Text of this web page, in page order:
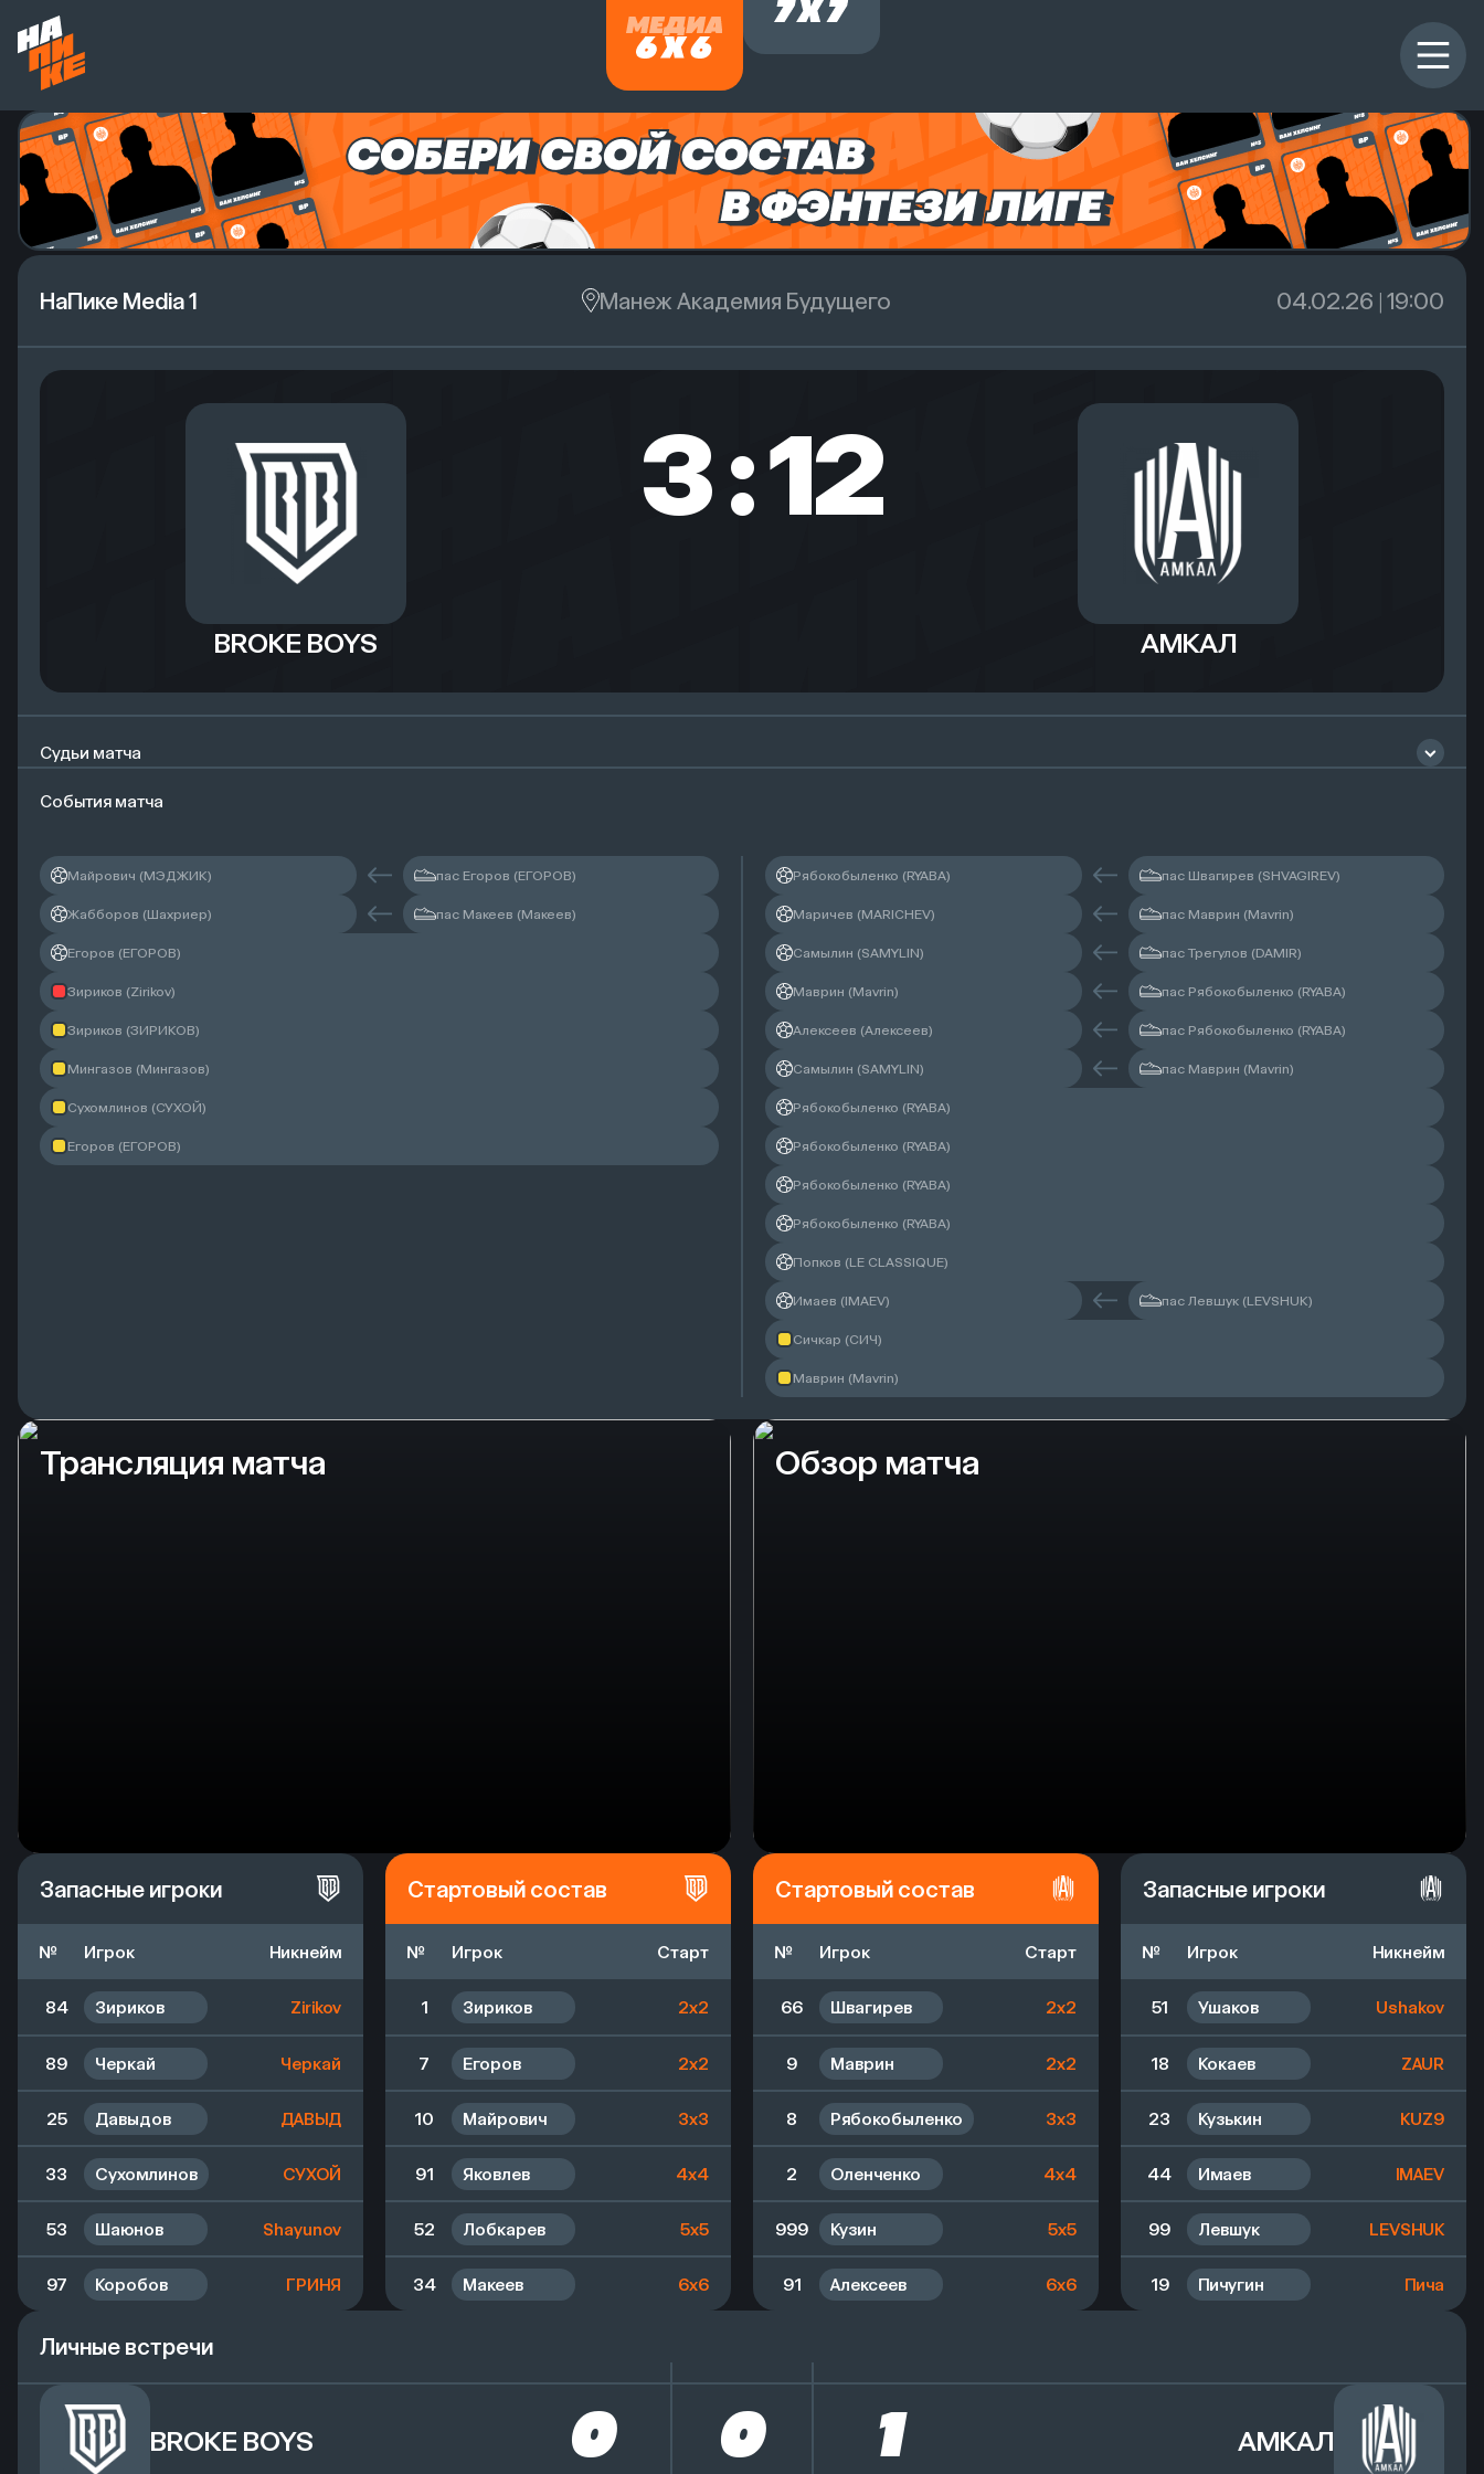
НаПике Media 1 Манеж Академия Будущего 04.02.26 | 19:00
BROKE BOYS
3:12
АМКАЛ
Судьи матча
Резервный судья Смольянинов Денис
События матча
Майрович (МЭДЖИК) пас Егоров (ЕГОРОВ)
Жабборов (Шахриер) пас Макеев (Макеев)
Егоров (ЕГОРОВ)
Зириков (Zirikov)
Зириков (ЗИРИКОВ)
Мингазов (Мингазов)
Сухомлинов (СУХОЙ)
Егоров (ЕГОРОВ)
Рябокобыленко (RYABA) пас Швагирев (SHVAGIREV)
Маричев (MARICHEV) пас Маврин (Mavrin)
Самылин (SAMYLIN) пас Трегулов (DAMIR)
Маврин (Mavrin) пас Рябокобыленко (RYABA)
Алексеев (Алексеев) пас Рябокобыленко (RYABA)
Самылин (SAMYLIN) пас Маврин (Mavrin)
Рябокобыленко (RYABA)
Рябокобыленко (RYABA)
Рябокобыленко (RYABA)
Рябокобыленко (RYABA)
Попков (LE CLASSIQUE)
Имаев (IMAEV) пас Левшук (LEVSHUK)
Сичкар (СИЧ)
Маврин (Mavrin)
Трансляция матча Обзор матча
Запасные игроки
№ Игрок Никнейм
84 Зириков Zirikov
89 Черкай Черкай
25 Давыдов ДАВЫД
33 Сухомлинов СУХОЙ
53 Шаюнов Shayunov
97 Коробов ГРИНЯ
27 Мингазов
39 Гасанли
Чёрный ЧЁРНЫЙ
Стартовый состав
№ Игрок Старт
1 Зириков 2x2
7 Егоров 2x2
10 Майрович 3x3
91 Яковлев 4x4
52 Лобкарев 5x5
34 Макеев 6x6
Стартовый состав
№ Игрок Старт
66 Швагирев 2x2
9 Маврин 2x2
8 Рябокобыленко 3x3
2 Оленченко 4x4
999 Кузин 5x5
91 Алексеев 6x6
Запасные игроки
№ Игрок Никнейм
51 Ушаков Ushakov
18 Кокаев ZAUR
23 Кузькин KUZ9
44 Имаев IMAEV
99 Левшук LEVSHUK
19 Пичугин Пича
LE CLASSIQUE
Маричев MARICHEV
Личные встречи
BROKE BOYS 0 0 АМКАЛ
1